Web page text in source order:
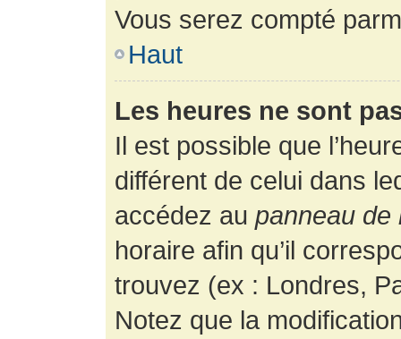
Vous serez compté
Haut
Les heures ne sont
Il est possible que
différent de celui dans
accédez au panneau de
horaire afin qu’il
trouvez (ex : Londres,
Notez que la